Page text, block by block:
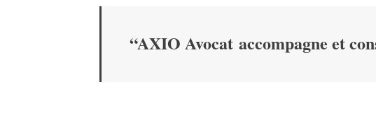
“AXIO Avocat accompagne et